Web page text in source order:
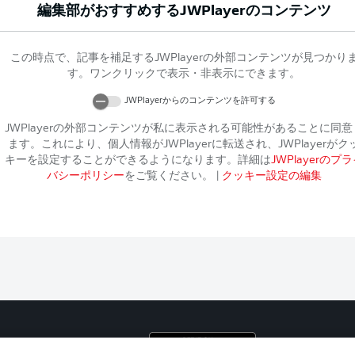
編集部がおすすめするJWPlayerのコンテンツ
この時点で、記事を補足するJWPlayerの外部コンテンツが見つかりま
す。ワンクリックで表示・非表示にできます。
JWPlayerからのコンテンツを許可する
JWPlayerの外部コンテンツが私に表示される可能性があることに同意
ます。これにより、個人情報がJWPlayerに転送され、 JWPlayerがク
キーを設定することができるようになります。詳細はJWPlayerのプラ
バシーポリシーをご覧ください。 クッキー設定の編集